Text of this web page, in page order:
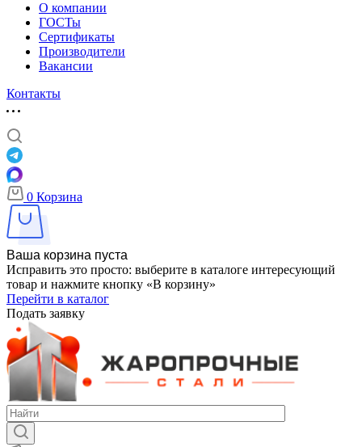
О компании
ГОСТы
Сертификаты
Производители
Вакансии
Контакты
0 Корзина
Ваша корзина пуста
Исправить это просто: выберите в каталоге интересующий
товар и нажмите кнопку «В корзину»
Перейти в каталог
Подать заявку